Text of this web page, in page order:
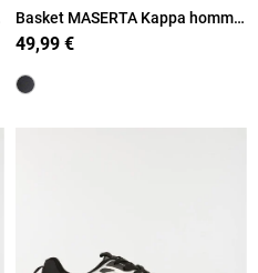
Basket MASERTA Kappa homme
(40-46)
49,99 €